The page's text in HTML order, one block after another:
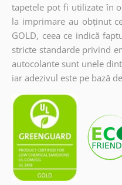
tapetele pot fi utilizate în
la imprimare au obținut
GOLD, ceea ce indică
stricte standarde privind
autocolante sunt unele
iar adezivul este pe bază